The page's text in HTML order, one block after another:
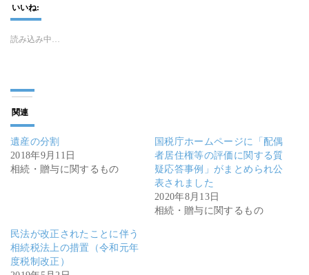
いいね:
読み込み中…
関連
遺産の分割
2018年9月11日
相続・贈与に関するもの
国税庁ホームページに「配偶
者居住権等の評価に関する質
疑応答事例」がまとめられ公
表されました
2020年8月13日
相続・贈与に関するもの
民法が改正されたことに伴う
相続税法上の措置（令和元年
度税制改正）